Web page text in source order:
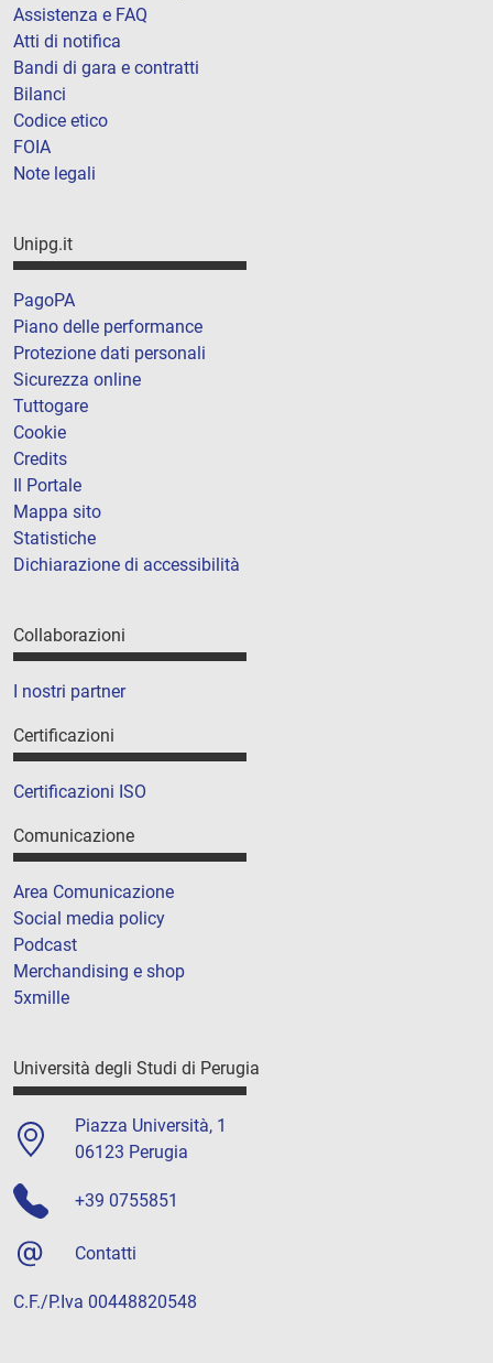
Assistenza e FAQ
Atti di notifica
Bandi di gara e contratti
Bilanci
Codice etico
FOIA
Note legali
Unipg.it
PagoPA
Piano delle performance
Protezione dati personali
Sicurezza online
Tuttogare
Cookie
Credits
Il Portale
Mappa sito
Statistiche
Dichiarazione di accessibilità
Collaborazioni
I nostri partner
Certificazioni
Certificazioni ISO
Comunicazione
Area Comunicazione
Social media policy
Podcast
Merchandising e shop
5xmille
Università degli Studi di Perugia
Piazza Università, 1
06123 Perugia
+39 0755851
Contatti
C.F./P.Iva 00448820548